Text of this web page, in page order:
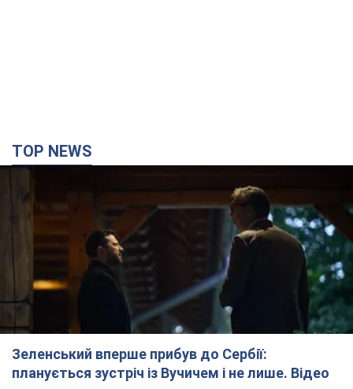
TOP NEWS
Зеленський вперше прибув до Сербії:
планується зустріч із Вучичем і не лише. Відео